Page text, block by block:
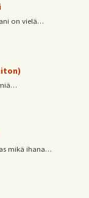
on vielä…
mikä ihana…